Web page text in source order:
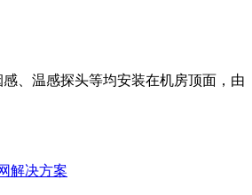
、温感探头等均安装在机房顶面，由
解决方案